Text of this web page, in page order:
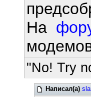
На
"No! Try
Написал(а)